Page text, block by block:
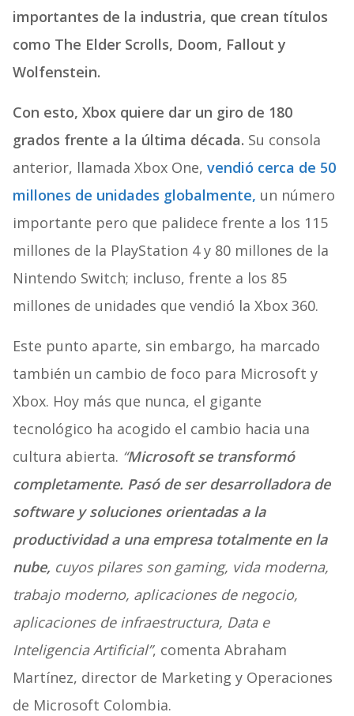
importantes de la industria, que crean títulos
como The Elder Scrolls, Doom, Fallout y
Wolfenstein.
Con esto, Xbox quiere dar un giro de 180
grados frente a la última década. Su consola
anterior, llamada Xbox One, vendió cerca de 50
millones de unidades globalmente, un número
importante pero que palidece frente a los 115
millones de la PlayStation 4 y 80 millones de la
Nintendo Switch; incluso, frente a los 85
millones de unidades que vendió la Xbox 360.
Este punto aparte, sin embargo, ha marcado
también un cambio de foco para Microsoft y
Xbox. Hoy más que nunca, el gigante
tecnológico ha acogido el cambio hacia una
cultura abierta. “Microsoft se transformó
completamente. Pasó de ser desarrolladora de
software y soluciones orientadas a la
productividad a una empresa totalmente en la
nube, cuyos pilares son gaming, vida moderna,
trabajo moderno, aplicaciones de negocio,
aplicaciones de infraestructura, Data e
Inteligencia Artificial”, comenta Abraham
Martínez, director de Marketing y Operaciones
de Microsoft Colombia.